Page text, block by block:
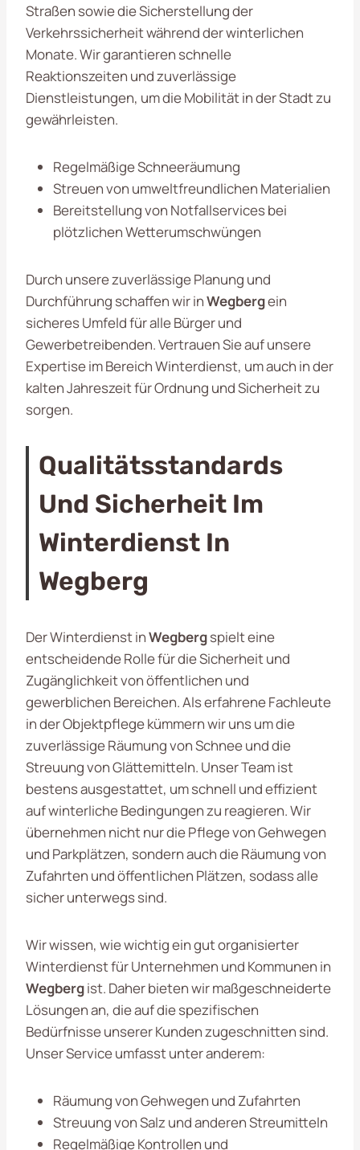
Straßen sowie die Sicherstellung der
Verkehrssicherheit während der winterlichen
Monate. Wir garantieren schnelle
Reaktionszeiten und zuverlässige
Dienstleistungen, um die Mobilität in der Stadt zu
gewährleisten.
Regelmäßige Schneeräumung
Streuen von umweltfreundlichen Materialien
Bereitstellung von Notfallservices bei
plötzlichen Wetterumschwüngen
Durch unsere zuverlässige Planung und
Durchführung schaffen wir inWegbergein
sicheres Umfeld für alle Bürger und
Gewerbetreibenden. Vertrauen Sie auf unsere
Expertise im Bereich Winterdienst, um auch in der
kalten Jahreszeit für Ordnung und Sicherheit zu
sorgen.
Qualitätsstandards
Und Sicherheit Im
Winterdienst In
Wegberg
Der Winterdienst inWegbergspielt eine
entscheidende Rolle für die Sicherheit und
Zugänglichkeit von öffentlichen und
gewerblichen Bereichen. Als erfahrene Fachleute
in der Objektpflege kümmern wir uns um die
zuverlässige Räumung von Schnee und die
Streuung von Glättemitteln. Unser Team ist
bestens ausgestattet, um schnell und effizient
auf winterliche Bedingungen zu reagieren. Wir
übernehmen nicht nur die Pflege von Gehwegen
und Parkplätzen, sondern auch die Räumung von
Zufahrten und öffentlichen Plätzen, sodass alle
sicher unterwegs sind.
Wir wissen, wie wichtig ein gut organisierter
Winterdienst für Unternehmen und Kommunen in
Wegbergist. Daher bieten wir maßgeschneiderte
Lösungen an, die auf die spezifischen
Bedürfnisse unserer Kunden zugeschnitten sind.
Unser Service umfasst unter anderem:
Räumung von Gehwegen und Zufahrten
Streuung von Salz und anderen Streumitteln
Regelmäßige Kontrollen und